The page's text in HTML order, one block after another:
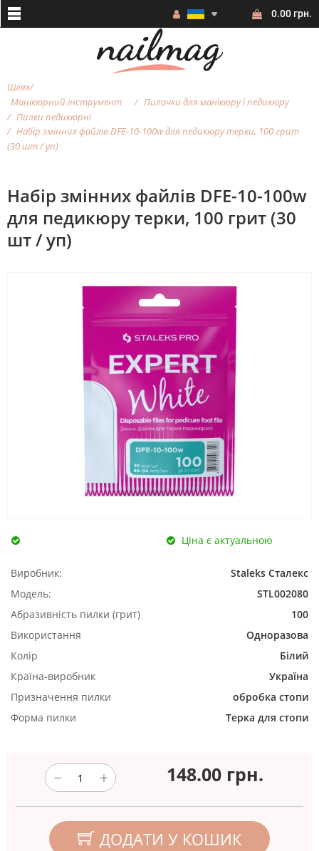
0.00 грн.
Шлях
Манікюрний інструмент
Пилочки для манікюру і педикюру
Пилки педикюрні
Набір змінних файлів DFE-10-100w для педикюру терки, 100 грит
(30 шт / уп)
Набір змінних файлів DFE-10-100w
для педикюру терки, 100 грит (30
шт / уп)
Ціна є актуальною
Виробник:
Staleks Сталекс
Модель:
STL002080
Абразивність пилки (грит)
100
Використання
Одноразова
Колір
Білий
Країна-виробник
Україна
Призначення пилки
обробка стопи
Форма пилки
Терка для стопи
148.00 грн.
ДОДАТИ У КОШИК